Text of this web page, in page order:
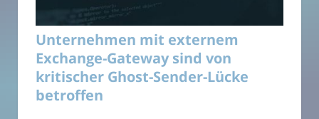
Unternehmen mit externem
Exchange-Gateway sind von
kritischer Ghost-Sender-Lücke
betroffen